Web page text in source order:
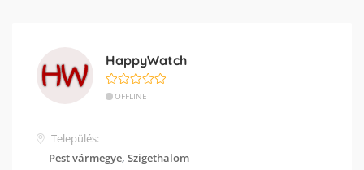
HappyWatch
OFFLINE
Település:
Pest vármegye, Szigethalom